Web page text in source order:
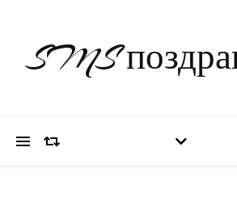
SMS